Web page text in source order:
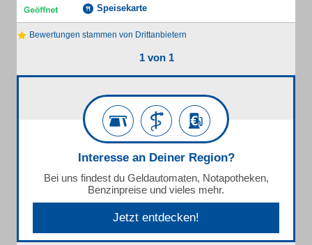
Speisekarte
Bewertungen stammen von Drittanbietern
1 von 1
Interesse an Deiner Region?
Bei uns findest du Geldautomaten, Notapotheken,
Benzinpreise und vieles mehr.
Jetzt entdecken!